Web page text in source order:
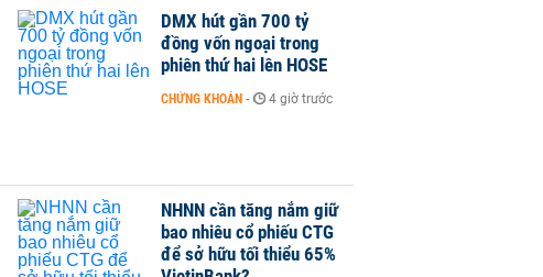
DMX hút gần 700 tỷ
đồng vốn ngoại trong
phiên thứ hai lên HOSE
CHỨNG KHOÁN - 4 giờ trước
NHNN cần tăng nắm giữ
bao nhiêu cổ phiếu CTG
để sở hữu tối thiểu 65%